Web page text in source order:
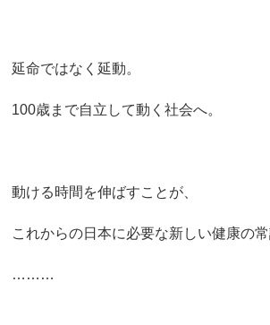
延命ではなく延動。
100歳まで自立して動く社会へ。
動ける時間を伸ばすことが、
これからの日本に必要な新しい健康の常
………